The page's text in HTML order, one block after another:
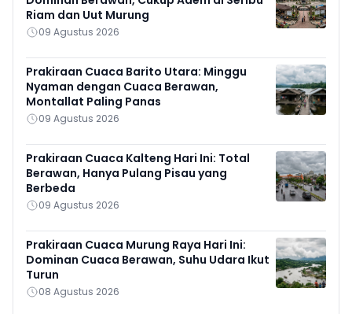
Riam dan Uut Murung
09 Agustus 2026
Prakiraan Cuaca Barito Utara: Minggu
Nyaman dengan Cuaca Berawan,
Montallat Paling Panas
09 Agustus 2026
Prakiraan Cuaca Kalteng Hari Ini: Total
Berawan, Hanya Pulang Pisau yang
Berbeda
09 Agustus 2026
Prakiraan Cuaca Murung Raya Hari Ini:
Dominan Cuaca Berawan, Suhu Udara Ikut
Turun
08 Agustus 2026